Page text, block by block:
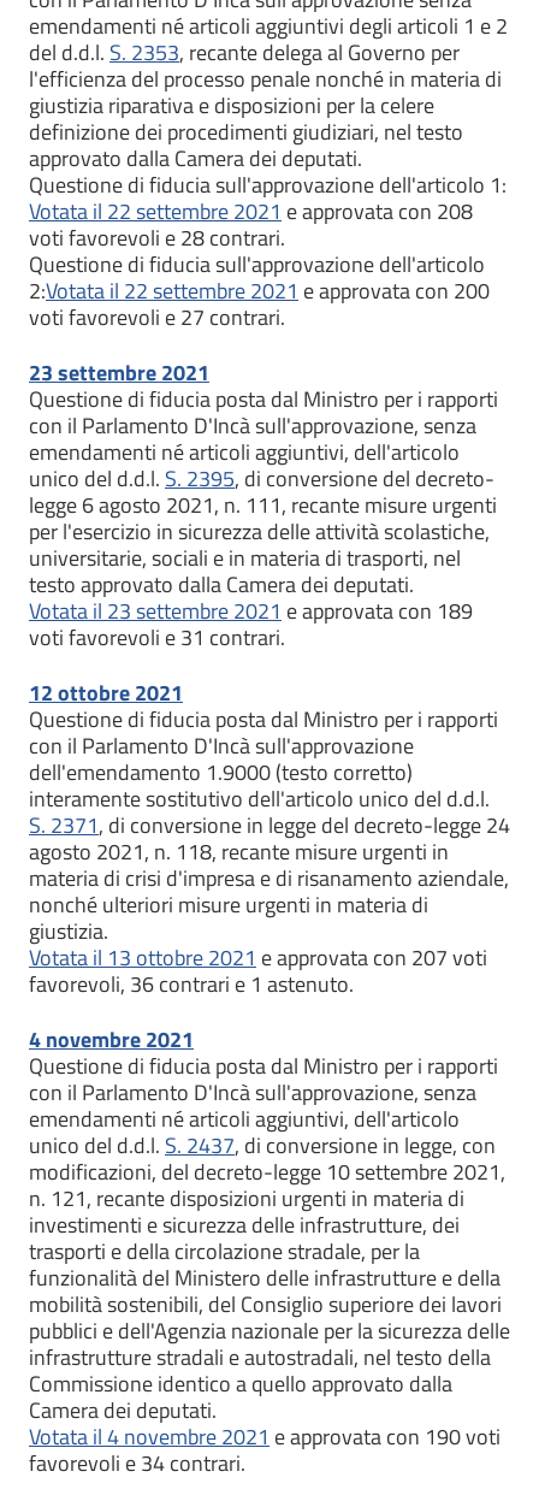
emendamenti né articoli aggiuntivi degli articoli 1 e 2
del d.d.l. S. 2353, recante delega al Governo per
l'efficienza del processo penale nonché in materia di
giustizia riparativa e disposizioni per la celere
definizione dei procedimenti giudiziari, nel testo
approvato dalla Camera dei deputati.
Questione di fiducia sull'approvazione dell'articolo 1:
Votata il 22 settembre 2021 e approvata con 208
voti favorevoli e 28 contrari.
Questione di fiducia sull'approvazione dell'articolo
2:Votata il 22 settembre 2021 e approvata con 200
voti favorevoli e 27 contrari.
23 settembre 2021
Questione di fiducia posta dal Ministro per i rapporti
con il Parlamento D'Incà sull'approvazione, senza
emendamenti né articoli aggiuntivi, dell'articolo
unico del d.d.l. S. 2395, di conversione del decreto-
legge 6 agosto 2021, n. 111, recante misure urgenti
per l'esercizio in sicurezza delle attività scolastiche,
universitarie, sociali e in materia di trasporti, nel
testo approvato dalla Camera dei deputati.
Votata il 23 settembre 2021 e approvata con 189
voti favorevoli e 31 contrari.
12 ottobre 2021
Questione di fiducia posta dal Ministro per i rapporti
con il Parlamento D'Incà sull'approvazione
dell'emendamento 1.9000 (testo corretto)
interamente sostitutivo dell'articolo unico del d.d.l.
S. 2371, di conversione in legge del decreto-legge 24
agosto 2021, n. 118, recante misure urgenti in
materia di crisi d'impresa e di risanamento aziendale,
nonché ulteriori misure urgenti in materia di
giustizia.
Votata il 13 ottobre 2021 e approvata con 207 voti
favorevoli, 36 contrari e 1 astenuto.
4 novembre 2021
Questione di fiducia posta dal Ministro per i rapporti
con il Parlamento D'Incà sull'approvazione, senza
emendamenti né articoli aggiuntivi, dell'articolo
unico del d.d.l. S. 2437, di conversione in legge, con
modificazioni, del decreto-legge 10 settembre 2021,
n. 121, recante disposizioni urgenti in materia di
investimenti e sicurezza delle infrastrutture, dei
trasporti e della circolazione stradale, per la
funzionalità del Ministero delle infrastrutture e della
mobilità sostenibili, del Consiglio superiore dei lavori
pubblici e dell'Agenzia nazionale per la sicurezza delle
infrastrutture stradali e autostradali, nel testo della
Commissione identico a quello approvato dalla
Camera dei deputati.
Votata il 4 novembre 2021 e approvata con 190 voti
favorevoli e 34 contrari.